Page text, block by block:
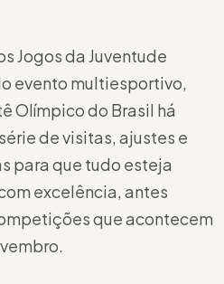
Jogos da Juventude
evento multiesportivo,
Olímpico do Brasil há
de visitas, ajustes e
para que tudo esteja
excelência, antes
que acontecem